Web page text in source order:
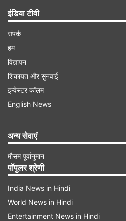
इंडिया टीवी
संपर्क
हम
विज्ञापन
शिकायत और सुनवाई
इन्वेस्टर कॉलम
English News
अन्य सेवाएं
मौसम पूर्वानुमान
पॉपुलर श्रेणी
India News in Hindi
World News in Hindi
Entertainment News in Hindi